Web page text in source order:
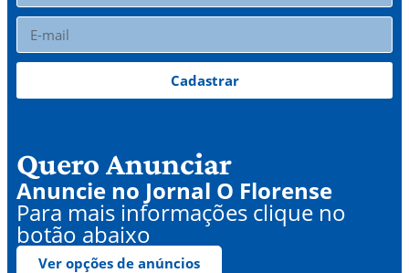
Cadastrar
Quero Anunciar
Anuncie no Jornal O Florense
Para mais informações clique no
botão abaixo
Ver opções de anúncios